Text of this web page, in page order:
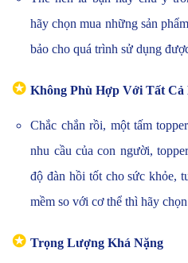
hãy chọn mua những sản
bảo cho quá trình sử dụng
✪ Không Phù Hợp Với Tất
Chắc chắn rồi, một tấm
nhu cầu của con người,
độ đàn hồi tốt cho sức khỏe,
mềm so với cơ thể thì hãy
✪ Trọng Lượng Khá Nặng